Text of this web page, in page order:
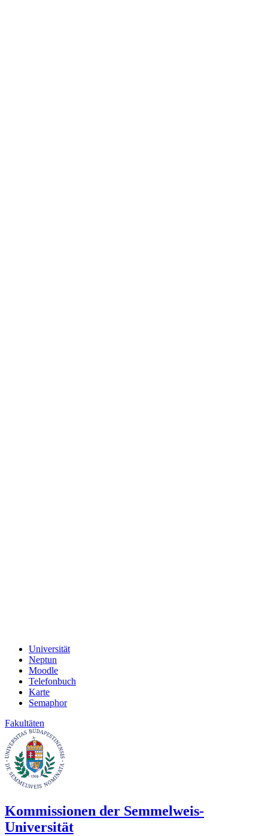
Universität
Neptun
Moodle
Telefonbuch
Karte
Semaphor
Fakultäten
Kommissionen der Semmelweis-
Universität